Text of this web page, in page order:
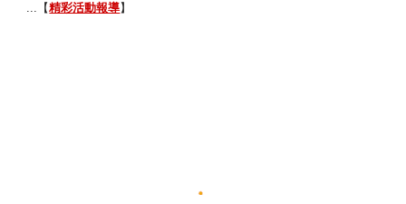
...【精彩活動報導】